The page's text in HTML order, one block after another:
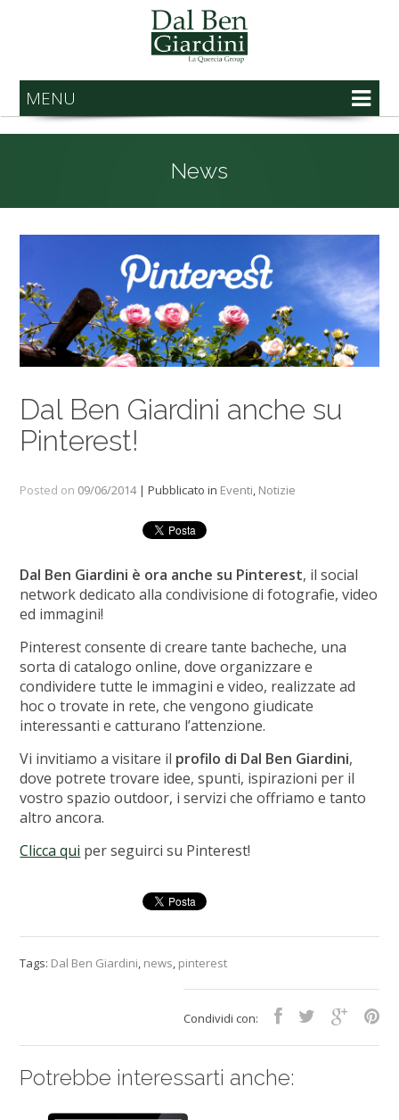
MENU
News
Dal Ben Giardini anche su
Pinterest!
Posted on 09/06/2014 | Pubblicato in Eventi, Notizie
Dal Ben Giardini è ora anche su Pinterest, il social
network dedicato alla condivisione di fotografie, video
ed immagini!
Pinterest consente di creare tante bacheche, una
sorta di catalogo online, dove organizzare e
condividere tutte le immagini e video, realizzate ad
hoc o trovate in rete, che vengono giudicate
interessanti e catturano l’attenzione.
Vi invitiamo a visitare il profilo di Dal Ben Giardini,
dove potrete trovare idee, spunti, ispirazioni per il
vostro spazio outdoor, i servizi che offriamo e tanto
altro ancora.
Clicca qui per seguirci su Pinterest!
Tags: Dal Ben Giardini, news, pinterest
Condividi con:
Potrebbe interessarti anche: